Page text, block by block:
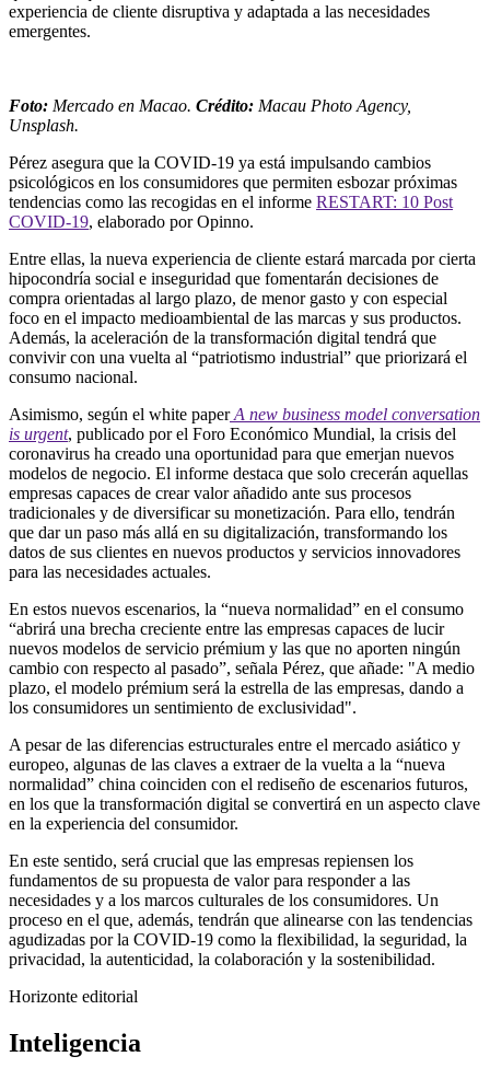
experiencia de cliente disruptiva y adaptada a las necesidades
emergentes.
Foto: Mercado en Macao. Crédito: Macau Photo Agency,
Unsplash.
Pérez asegura que la COVID-19 ya está impulsando cambios
psicológicos en los consumidores que permiten esbozar próximas
tendencias como las recogidas en el informe RESTART: 10 Post
COVID-19, elaborado por Opinno.
Entre ellas, la nueva experiencia de cliente estará marcada por cierta
hipocondría social e inseguridad que fomentarán decisiones de
compra orientadas al largo plazo, de menor gasto y con especial
foco en el impacto medioambiental de las marcas y sus productos.
Además, la aceleración de la transformación digital tendrá que
convivir con una vuelta al “patriotismo industrial” que priorizará el
consumo nacional.
Asimismo, según el white paperA new business model conversation
is urgent, publicado por el Foro Económico Mundial, la crisis del
coronavirus ha creado una oportunidad para que emerjan nuevos
modelos de negocio. El informe destaca que solo crecerán aquellas
empresas capaces de crear valor añadido ante sus procesos
tradicionales y de diversificar su monetización. Para ello, tendrán
que dar un paso más allá en su digitalización, transformando los
datos de sus clientes en nuevos productos y servicios innovadores
para las necesidades actuales.
En estos nuevos escenarios, la “nueva normalidad” en el consumo
“abrirá una brecha creciente entre las empresas capaces de lucir
nuevos modelos de servicio prémium y las que no aporten ningún
cambio con respecto al pasado”, señala Pérez, que añade: "A medio
plazo, el modelo prémium será la estrella de las empresas, dando a
los consumidores un sentimiento de exclusividad".
A pesar de las diferencias estructurales entre el mercado asiático y
europeo, algunas de las claves a extraer de la vuelta a la “nueva
normalidad” china coinciden con el rediseño de escenarios futuros,
en los que la transformación digital se convertirá en un aspecto clave
en la experiencia del consumidor.
En este sentido, será crucial que las empresas repiensen los
fundamentos de su propuesta de valor para responder a las
necesidades y a los marcos culturales de los consumidores. Un
proceso en el que, además, tendrán que alinearse con las tendencias
agudizadas por la COVID-19 como la flexibilidad, la seguridad, la
privacidad, la autenticidad, la colaboración y la sostenibilidad.
Horizonte editorial
Inteligencia